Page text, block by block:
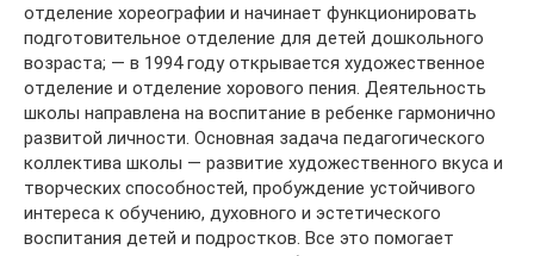
отделение хореографии и начинает функционировать
подготовительное отделение для детей дошкольного
возраста; — в 1994 году открывается художественное
отделение и отделение хорового пения. Деятельность
школы направлена на воспитание в ребенке гармонично
развитой личности. Основная задача педагогического
коллектива школы — развитие художественного вкуса и
творческих способностей, пробуждение устойчивого
интереса к обучению, духовного и эстетического
воспитания детей и подростков. Все это помогает